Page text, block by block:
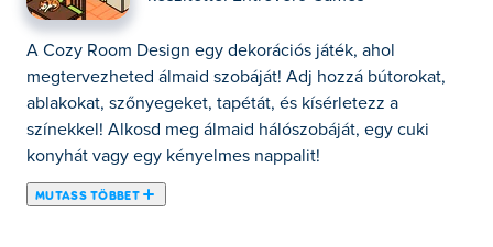
A Cozy Room Design egy dekorációs játék, ahol
megtervezheted álmaid szobáját! Adj hozzá bútorokat,
ablakokat, szőnyegeket, tapétát, és kísérletezz a
színekkel! Alkosd meg álmaid hálószobáját, egy cuki
konyhát vagy egy kényelmes nappalit!
MUTASS TÖBBET